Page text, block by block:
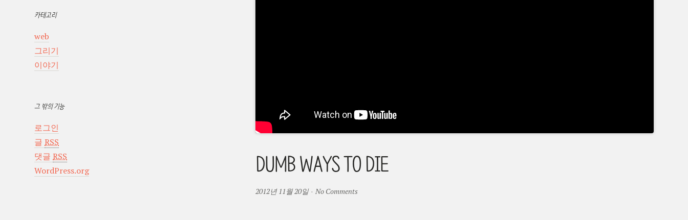
DUMB WAYS TO DIE
2012년 11월 20일 · No Comments
카테고리
web
그리기
이야기
그 밖의 기능
로그인
글RSS
댓글RSS
WordPress.org